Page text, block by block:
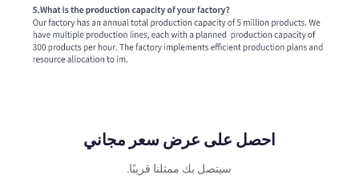
احصل على عرض سعر مجاني
سيتصل بك ممثلنا قريبًا.